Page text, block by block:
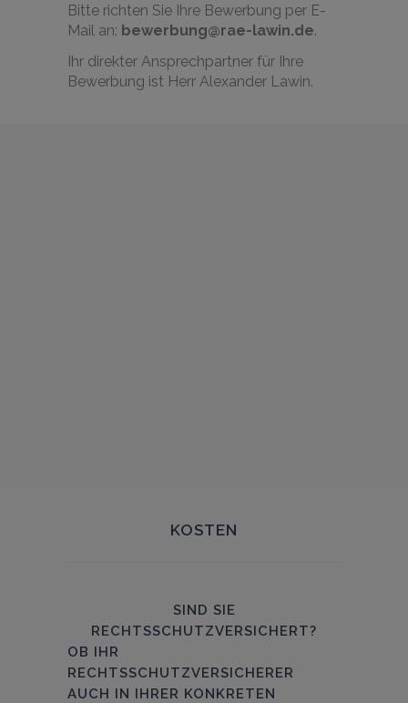
Bitte richten Sie Ihre Bewerbung per E-
Mail an: bewerbung@rae-lawin.de.
Ihr direkter Ansprechpartner für Ihre
Bewerbung ist Herr Alexander Lawin.
KOSTEN
SIND SIE
RECHTSSCHUTZVERSICHERT?
OB IHR
RECHTSSCHUTZVERSICHERER
AUCH IN IHRER KONKRETEN